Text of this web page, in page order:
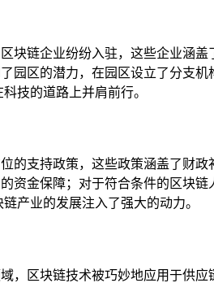
链企业纷纷入驻，这些企业涵
区的潜力，在园区设立了分支
技的道路上并肩前行。
支持政策，这些政策涵盖了财
金保障；对于符合条件的区块
产业的发展注入了强大的动力。
区块链技术被巧妙地应用于供